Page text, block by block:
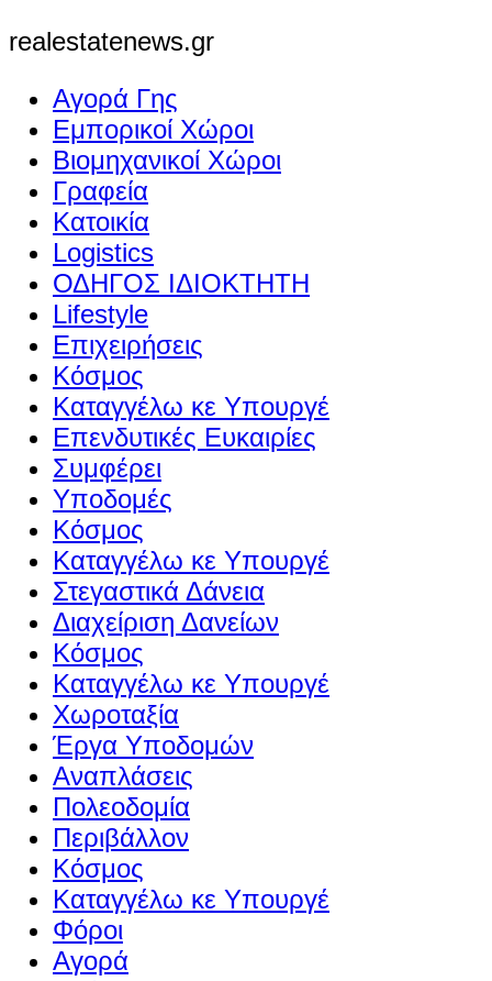
realestatenews.gr
Αγορά Γης
Εμπορικοί Χώροι
Βιομηχανικοί Χώροι
Γραφεία
Κατοικία
Logistics
ΟΔΗΓΟΣ ΙΔΙΟΚΤΗΤΗ
Lifestyle
Επιχειρήσεις
Κόσμος
Καταγγέλω κε Υπουργέ
Επενδυτικές Ευκαιρίες
Συμφέρει
Υποδομές
Κόσμος
Καταγγέλω κε Υπουργέ
Στεγαστικά Δάνεια
Διαχείριση Δανείων
Κόσμος
Καταγγέλω κε Υπουργέ
Χωροταξία
Έργα Υποδομών
Αναπλάσεις
Πολεοδομία
Περιβάλλον
Κόσμος
Καταγγέλω κε Υπουργέ
Φόροι
Αγορά